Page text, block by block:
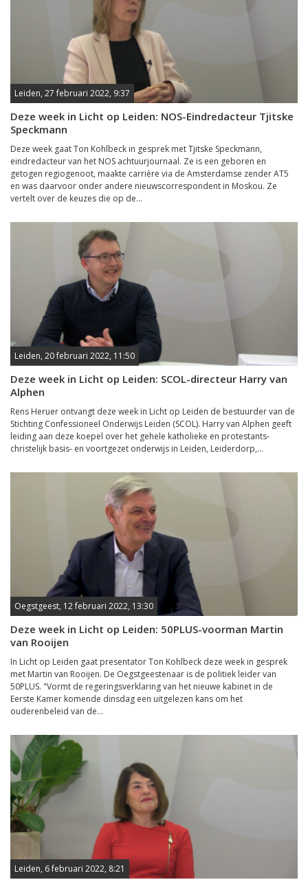
Leiden, 27 februari 2022, 9:37
Deze week in Licht op Leiden: NOS-Eindredacteur Tjitske
Speckmann
Deze week gaat Ton Kohlbeck in gesprek met Tjitske Speckmann,
eindredacteur van het NOS achtuurjournaal. Ze is een geboren en
getogen regiogenoot, maakte carrière via de Amsterdamse zender AT5
en was daarvoor onder andere nieuwscorrespondent in Moskou. Ze
vertelt over de keuzes die op de...
Leiden, 20 februari 2022, 11:50
Deze week in Licht op Leiden: SCOL-directeur Harry van
Alphen
Rens Heruer ontvangt deze week in Licht op Leiden de bestuurder van de
Stichting Confessioneel Onderwijs Leiden (SCOL). Harry van Alphen geeft
leiding aan deze koepel over het gehele katholieke en protestants-
christelijk basis- en voortgezet onderwijs in Leiden, Leiderdorp,...
Oegstgeest, 12 februari 2022, 13:30
Deze week in Licht op Leiden: 50PLUS-voorman Martin
van Rooijen
In Licht op Leiden gaat presentator Ton Kohlbeck deze week in gesprek
met Martin van Rooijen. De Oegstgeestenaar is de politiek leider van
50PLUS. "Vormt de regeringsverklaring van het nieuwe kabinet in de
Eerste Kamer komende dinsdag een uitgelezen kans om het
ouderenbeleid van de...
Leiden, 6 februari 2022, 8:21